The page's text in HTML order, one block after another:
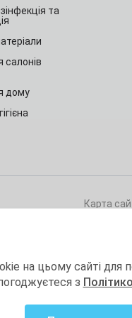
та
салонів
дому
Карта
на цьому сайті
з